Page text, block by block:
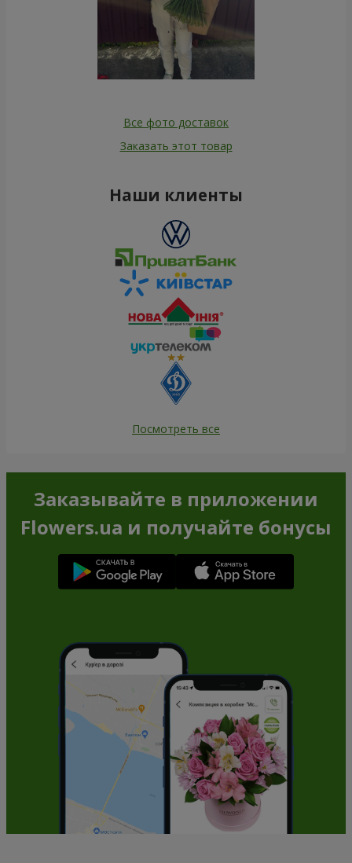
Все фото доставок
Заказать этот товар
Наши клиенты
Посмотреть все
Заказывайте в приложении
Flowers.ua и получайте бонусы